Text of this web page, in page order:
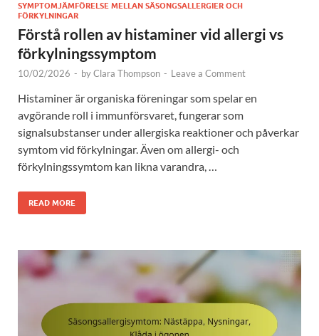
SYMPTOMJÄMFÖRELSE MELLAN SÄSONGSALLERGIER OCH
FÖRKYLNINGAR
Förstå rollen av histaminer vid allergi vs
förkylningssymptom
10/02/2026 - byClara Thompson - Leave a Comment
Histaminer är organiska föreningar som spelar en
avgörande roll i immunförsvaret, fungerar som
signalsubstanser under allergiska reaktioner och påverkar
symtom vid förkylningar. Även om allergi- och
förkylningssymtom kan likna varandra, …
READ MORE